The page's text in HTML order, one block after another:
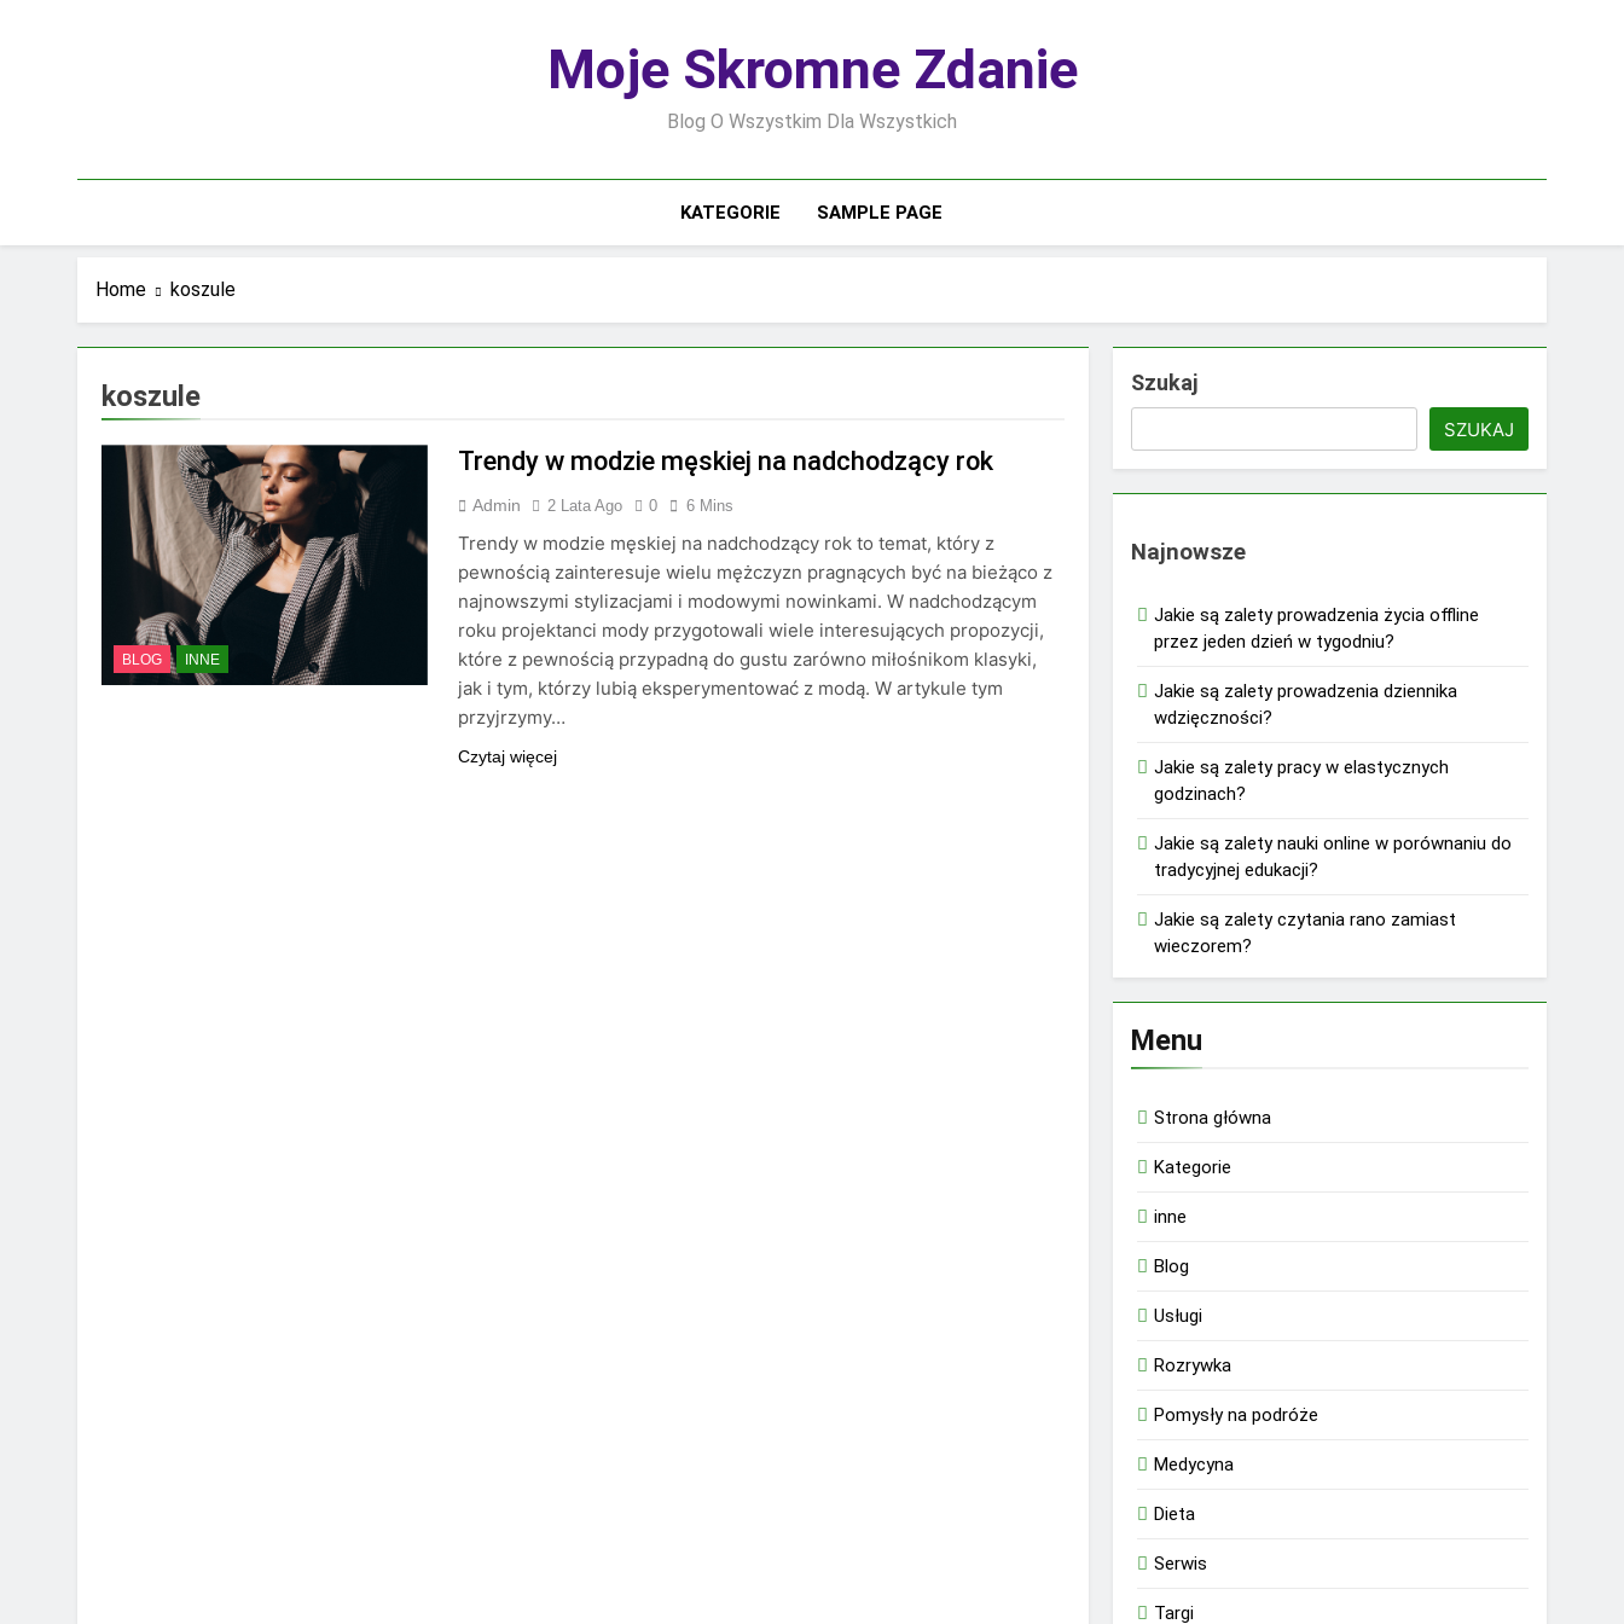
Moje Skromne Zdanie
Blog O Wszystkim Dla Wszystkich
KATEGORIE SAMPLE PAGE
Home koszule
koszule
BLOG INNE
Trendy w modzie męskiej na nadchodzący rok
Admin 2 Lata Ago 0 6 Mins
Trendy w modzie męskiej na nadchodzący rok to temat, który z
pewnością zainteresuje wielu mężczyzn pragnących być na bieżąco z
najnowszymi stylizacjami i modowymi nowinkami. W nadchodzącym
roku projektanci mody przygotowali wiele interesujących propozycji,
które z pewnością przypadną do gustu zarówno miłośnikom klasyki,
jak i tym, którzy lubią eksperymentować z modą. W artykule tym
przyjrzymy…
Czytaj więcej
Szukaj
SZUKAJ
Najnowsze
Jakie są zalety prowadzenia życia offline
przez jeden dzień w tygodniu?
Jakie są zalety prowadzenia dziennika
wdzięczności?
Jakie są zalety pracy w elastycznych
godzinach?
Jakie są zalety nauki online w porównaniu do
tradycyjnej edukacji?
Jakie są zalety czytania rano zamiast
wieczorem?
Menu
Strona główna
Kategorie
inne
Blog
Usługi
Rozrywka
Pomysły na podróże
Medycyna
Dieta
Serwis
Targi